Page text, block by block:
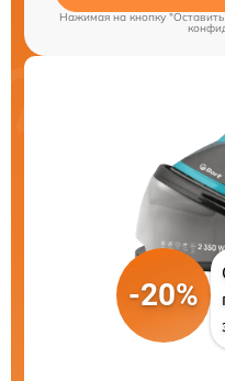
Нажимая на кнопку
-20%